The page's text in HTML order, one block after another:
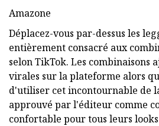
Amazone
Déplacez-vous par-dessus les
entièrement consacré aux
selon TikTok. Les combinaisons
virales sur la plateforme alors
d'utiliser cet incontournable de
approuvé par l'éditeur comme
confortable pour tous leurs